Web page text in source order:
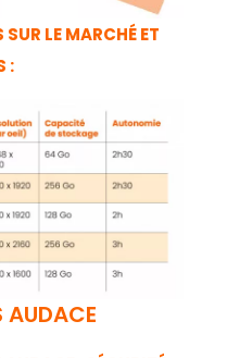
LE MARCHÉ ET
:
AUDACE